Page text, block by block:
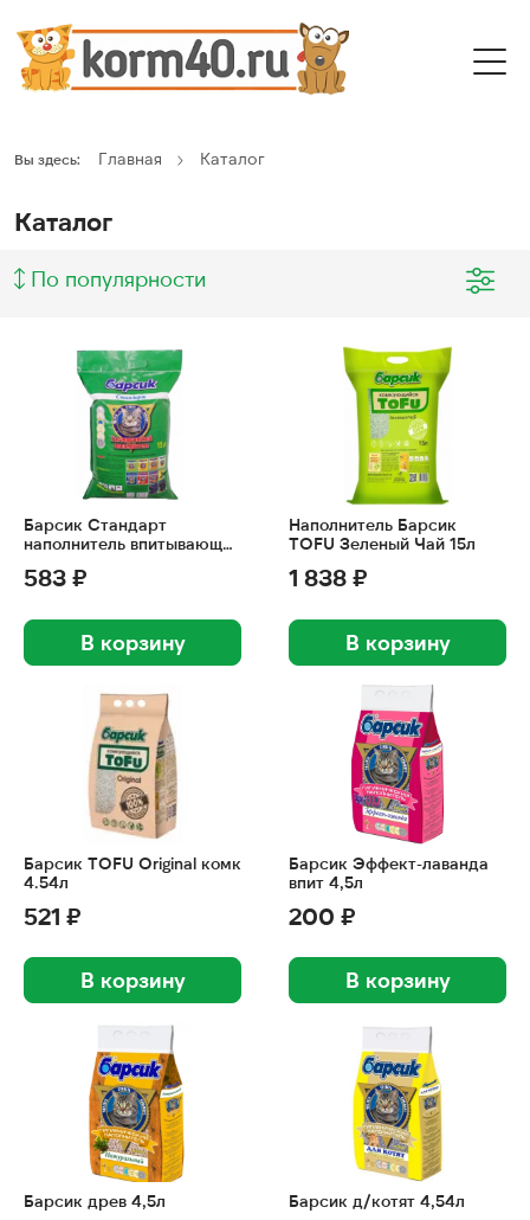
Вы здесь: Главная Каталог
Каталог
По популярности
Барсик Стандарт
наполнитель впитывающий
583 ₽
В корзину
Наполнитель Барсик
TOFU Зеленый Чай 15л
1 838 ₽
В корзину
Барсик TOFU Original комк
4.54л
521 ₽
В корзину
Барсик Эффект-лаванда
впит 4,5л
200 ₽
В корзину
Барсик древ 4,5л Барсик д/котят 4,54л